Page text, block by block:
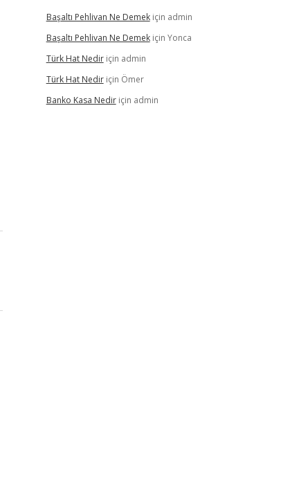
Başaltı Pehlivan Ne Demekiçin admin
Başaltı Pehlivan Ne Demekiçin Yonca
Türk Hat Nediriçin admin
Türk Hat Nediriçin Ömer
Banko Kasa Nediriçin admin